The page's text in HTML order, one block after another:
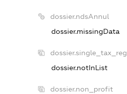
dossier.ndsAnnul
dossier.missingData
dossier.single_tax_reg
dossier.notInList
dossier.non_profit